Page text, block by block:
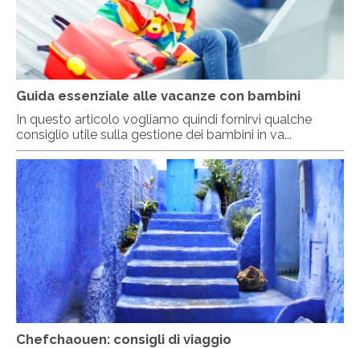
Guida essenziale alle vacanze con bambini
In questo articolo vogliamo quindi fornirvi qualche
consiglio utile sulla gestione dei bambini in va...
Chefchaouen: consigli di viaggio